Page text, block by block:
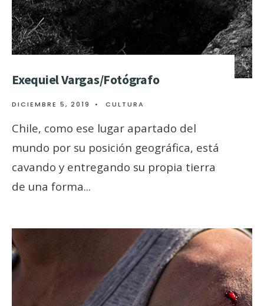
Exequiel Vargas/Fotógrafo
DICIEMBRE 5, 2019 • CULTURA
Chile, como ese lugar apartado del
mundo por su posición geográfica, está
cavando y entregando su propia tierra
de una forma...